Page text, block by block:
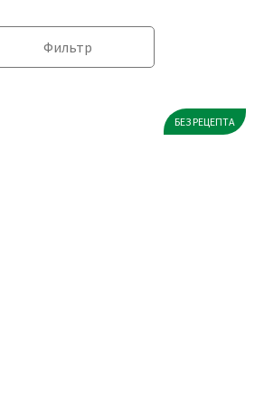
Фильтр
БЕЗ РЕЦЕПТА